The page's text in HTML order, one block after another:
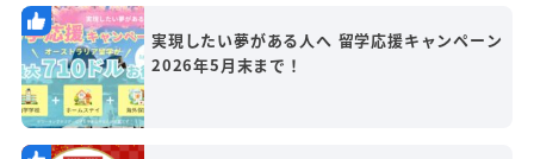
実現したい夢がある人へ 留学応援キャンペーン
2026年5月末まで！